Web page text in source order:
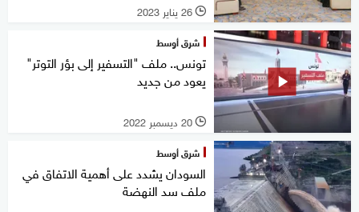
l 26 يناير 2023
شرق أوسط
تونس.. ملف "التسفير إلى بؤر التوتر"
يعود من جديد
l 20 ديسمبر 2022
شرق أوسط
السودان يشدد على أهمية الاتفاق في
ملف سد النهضة